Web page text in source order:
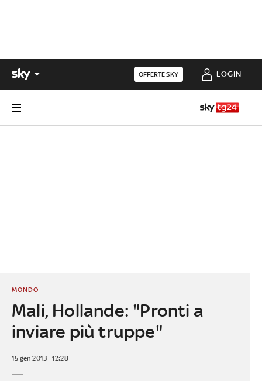
OFFERTE SKY LOGIN
Mali, Hollande: "Pronti a
inviare più truppe"
MONDO
15 gen 2013 - 12:28